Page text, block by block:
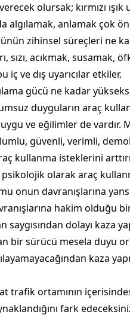
olursak; kırmızı
algılamak, anlamak çok
zihinsel süreçleri ne
sızı, acıkmak,
iç ve dış uyarıcılar etkiler.
gücü ne kadar
duyguların araç
ve eğilimler de vardır.
güvenli, verimli,
kullanma isteklerini
olarak araç
onun davranışlarına
hakim
dolayı kaza
sürücü mesela duyu
kaza
trafik ortamının
fark